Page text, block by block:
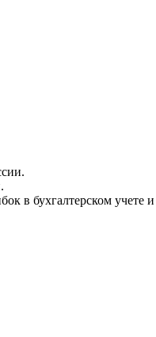
в бухгалтерском учете и